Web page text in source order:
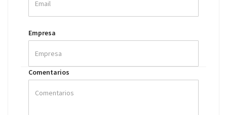
Empresa
Comentarios